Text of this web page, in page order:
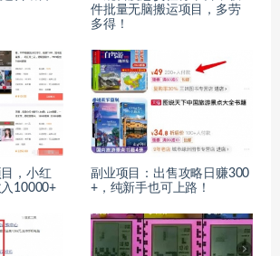
件批量无脑搬运项目，多劳
多得！
，小红
10000+
副业项目：出售攻略日赚300
+，纯新手也可上路！